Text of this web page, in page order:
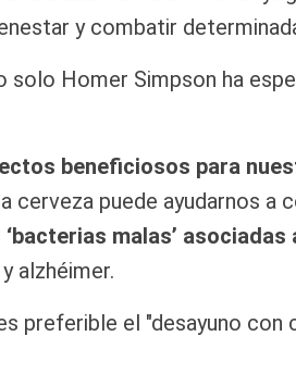
y combatir
solo Homer Simpson ha
beneficiosos para
cerveza puede ayudarnos a
‘bacterias malas’
alzhéimer.
preferible el "desayuno con